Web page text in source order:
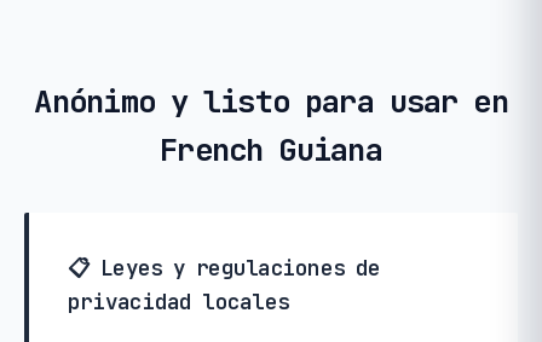
Anónimo y listo para usar en
French Guiana
📋 Leyes y regulaciones de
privacidad locales